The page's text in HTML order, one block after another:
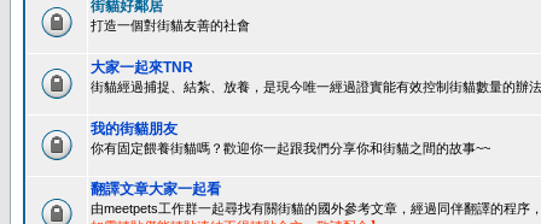
街貓好鄰居
打造一個對街貓友善的社會
大家一起來TNR
街貓經過捕捉、結紮、放養，是現今唯一經過證實能有效控制街貓數量的辦
我的街貓朋友
你有固定餵養街貓嗎？歡迎你一起跟我們分享你和街貓之間的故事~~
翻譯文章大家一起看
由meetpets工作群一起尋找有關街貓的國外參考文章，經過同伴翻譯的程序